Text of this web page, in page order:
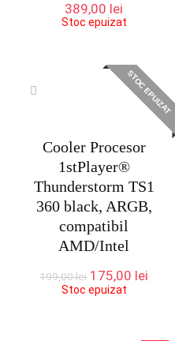
389,00 lei
Stoc epuizat
STOC EPUIZAT
Cooler Procesor
1stPlayer®
Thunderstorm TS1
360 black, ARGB,
compatibil
AMD/Intel
199,00lei Prețul
inițial
175,00 lei
Stoc epuizat